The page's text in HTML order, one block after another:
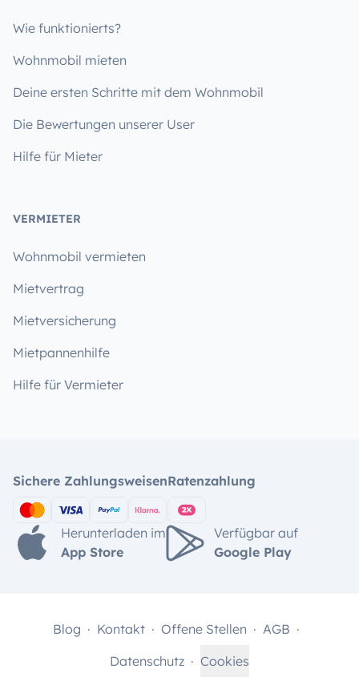
Wie funktionierts?
Wohnmobil mieten
Deine ersten Schritte mit dem Wohnmobil
Die Bewertungen unserer User
Hilfe für Mieter
VERMIETER
Wohnmobil vermieten
Mietvertrag
Mietversicherung
Mietpannenhilfe
Hilfe für Vermieter
Sichere ZahlungsweisenRatenzahlung
Herunterladen im
App Store
Verfügbar auf
Google Play
Blog Kontakt Offene Stellen
AGB
Datenschutz
Cookies